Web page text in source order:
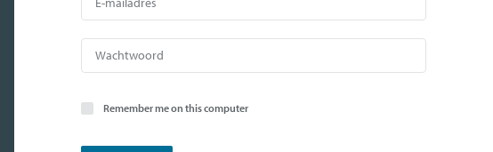
Remember me on this computer